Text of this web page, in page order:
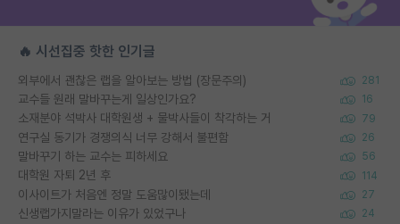
🔥 시선집중 핫한 인기글
외부에서 괜찮은 랩을 알아보는 방법 (장문주의) 281
교수들 원래 말바꾸는게 일상인가요? 16
소재분야 석박사 대학원생 + 물박사들이 착각하는 거 79
연구실 동기가 경쟁의식 너무 강해서 불편함 26
말바꾸기 하는 교수는 피하세요 56
대학원 자퇴 2년 후 114
이사이트가 처음엔 정말 도움많이됐는데 27
신생랩가지말라는 이유가 있었구나 24